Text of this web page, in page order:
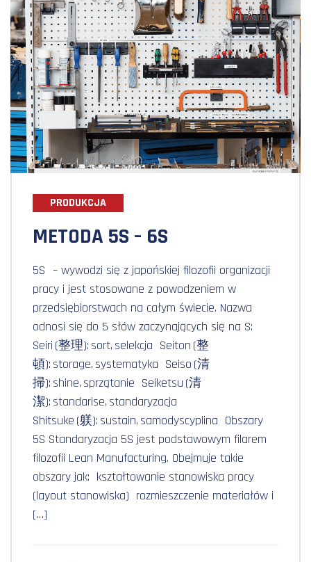
PRODUKCJA
METODA 5S – 6S
5S – wywodzi się z japońskiej filozofii organizacji
pracy i jest stosowane z powodzeniem w
przedsiębiorstwach na całym świecie. Nazwa
odnosi się do 5 słów zaczynających się na S:
Seiri (整理): sort, selekcja Seiton (整
頓): storage, systematyka Seiso (清
掃): shine, sprzątanie Seiketsu (清
潔): standarise, standaryzacja
Shitsuke (躾): sustain, samodyscyplina Obszary
5S Standaryzacja 5S jest podstawowym filarem
filozofii Lean Manufacturing. Obejmuje takie
obszary jak: kształtowanie stanowiska pracy
(layout stanowiska) rozmieszczenie materiałów i
[…]